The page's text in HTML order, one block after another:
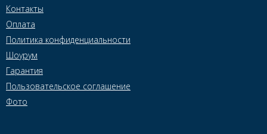
Контакты
Оплата
Политика конфиденциальности
Шоурум
Гарантия
Пользовательское соглашение
Фото